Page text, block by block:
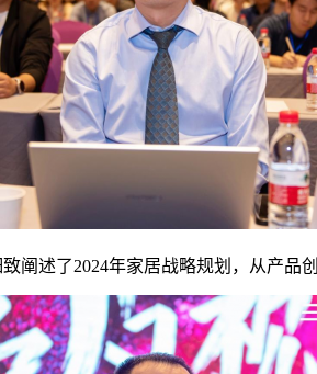
述了2024年家居战略规划，从产品